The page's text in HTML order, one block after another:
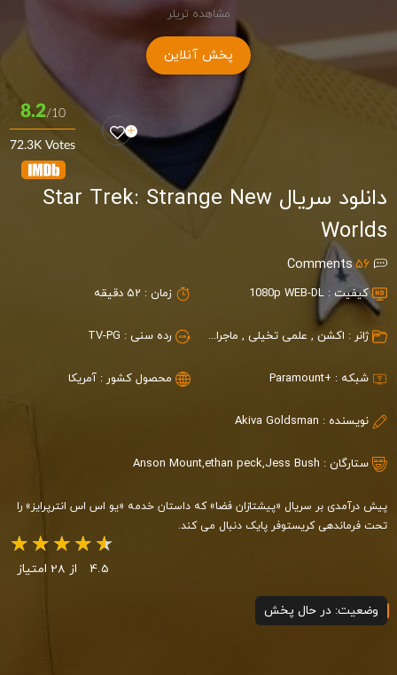
مشاهده تریلر
پخش آنلاین
8.2/10
72.3K Votes
دانلود سریال Star Trek: Strange New
Worlds
56
Comments
کیفیت : 1080p WEB-DL زمان : 52 دقیقه
ژانر : اکشن , علمی تخیلی , ماجراجویی رده سنی : TV-PG
شبکه : +Paramount محصول کشور : آمریکا
نویسنده : Akiva Goldsman
ستارگان : Anson Mount,ethan peck,Jess Bush
پیش درآمدی بر سریال «پیشتازان فضا» که داستان خدمه «یو اس اس انترپرایز» را
تحت فرماندهی کریستوفر پایک دنبال می کند.
4.5 از 28 امتیاز
وضعیت: در حال پخش